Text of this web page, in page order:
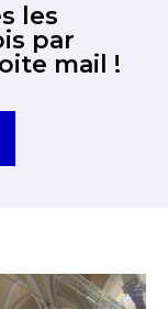
les
par
mail !